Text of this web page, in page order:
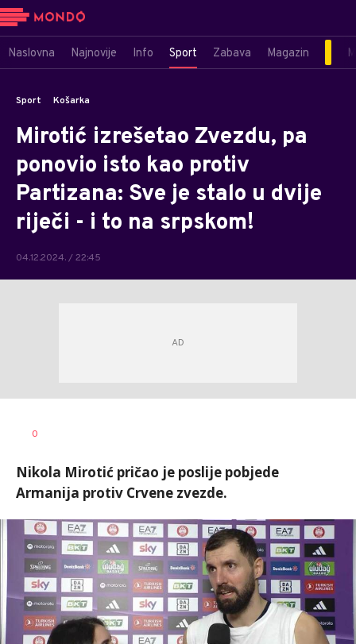
Naslovna Najnovije Info Sport Zabava Magazin
Sport Košarka
Mirotić izrešetao Zvezdu, pa
ponovio isto kao protiv
Partizana: Sve je stalo u dvije
riječi - i to na srpskom!
04.12.2024. / 22:45
AUTOR
0
Nikola Mirotić pričao je poslije pobjede
Armanija protiv Crvene zvezde.